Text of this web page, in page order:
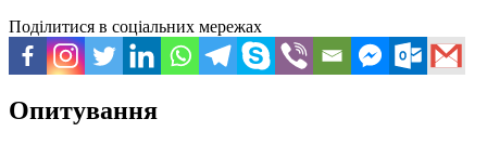
Поділитися в соціальних мережах
Опитування